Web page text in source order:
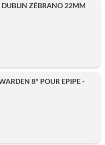
DUBLIN ZÉBRANO 22MM
8" POUR EPIPE -